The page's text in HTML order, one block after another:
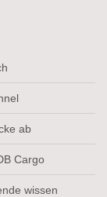
ab
Cargo
wissen